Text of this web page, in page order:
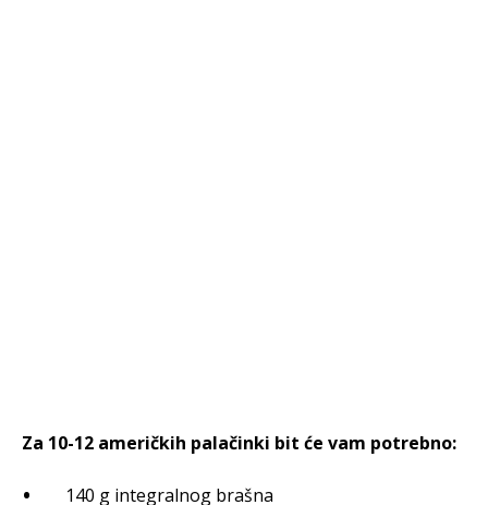
Za 10-12 američkih palačinki bit će vam potrebno:
140 g integralnog brašna